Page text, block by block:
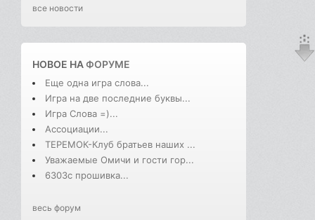
все новости
НОВОЕ НАФОРУМЕ
Еще одна игра слова...
Игра на две последние буквы...
Игра Слова =)...
Ассоциации...
ТЕРЕМОК-Клуб братьев наших ...
Уважаемые Омичи и гости гор...
6303с прошивка...
весь форум